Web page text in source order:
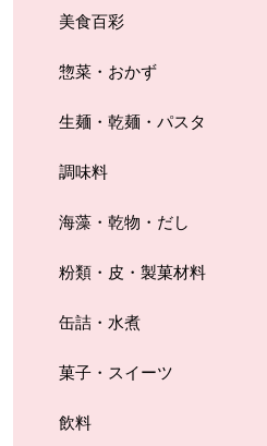
美食百彩
惣菜・おかず
生麺・乾麺・パスタ
調味料
海藻・乾物・だし
粉類・皮・製菓材料
缶詰・水煮
菓子・スイーツ
飲料